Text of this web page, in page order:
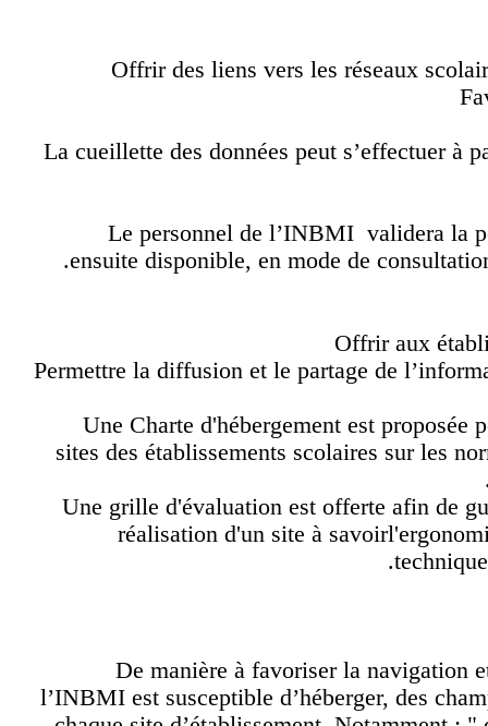
Offrir des liens vers les réseaux
La cueillette des données peut s’effectuer
Le personnel de l’INBMI validera
ensuite disponible, en mode de
Offrir aux
Permettre la diffusion et le partage de
Une Charte d'hébergement est
sites des établissements scolaires sur les
Une grille d'évaluation est offerte afin de
réalisation d'un site à
De manière à favoriser la
l’INBMI est susceptible d’héberger, des